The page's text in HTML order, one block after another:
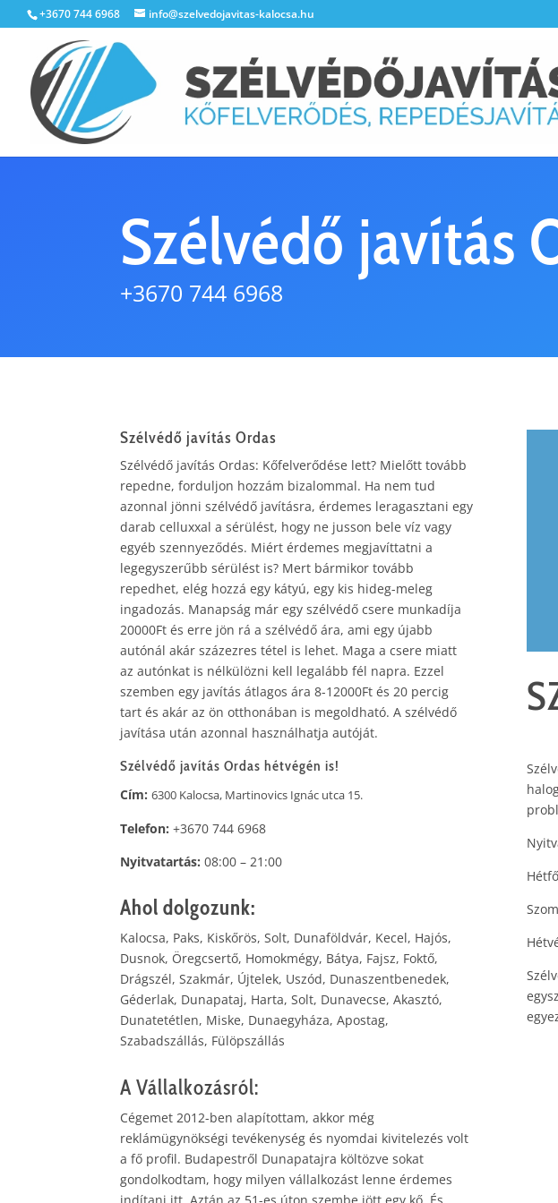
+3670 744 6968 info@szelvedojavitas-kalocsa.hu
Szélvédő javítás
+3670 744 6968
Szélvédő javításOrdas
Szélvédő javítás Ordas: Kőfelverődése lett? Mielőtt tovább
repedne, forduljon hozzám bizalommal. Ha nem tud
azonnal jönni szélvédő javításra, érdemes leragasztani egy
darab celluxxal a sérülést, hogy ne jusson bele víz vagy
egyéb szennyeződés. Miért érdemes megjavíttatni a
legegyszerűbb sérülést is? Mert bármikor tovább
repedhet, elég hozzá egy kátyú, egy kis hideg-meleg
ingadozás. Manapság már egy szélvédő csere munkadíja
20000Ft és erre jön rá a szélvédő ára, ami egy újabb
autónál akár százezres tétel is lehet. Maga a csere miatt
az autónkat is nélkülözni kell legalább fél napra. Ezzel
szemben egy javítás átlagos ára 8-12000Ft és 20 percig
tart és akár az ön otthonában is megoldható. A szélvédő
javítása után azonnal használhatja autóját.
Szélvédő javításOrdas hétvégén is!
Cím: 6300 Kalocsa, Martinovics Ignác utca 15.
Telefon: +3670 744 6968
Nyitvatartás: 08:00 – 21:00
Ahol dolgozunk:
Kalocsa, Paks, Kiskőrös, Solt, Dunaföldvár, Kecel, Hajós,
Dusnok, Öregcsertő, Homokmégy, Bátya, Fajsz, Foktő,
Drágszél, Szakmár, Újtelek, Uszód, Dunaszentbenedek,
Géderlak, Dunapataj, Harta, Solt, Dunavecse, Akasztó,
Dunatetétlen, Miske, Dunaegyháza, Apostag,
Szabadszállás, Fülöpszállás
A Vállalkozásról:
Cégemet 2012-ben alapítottam, akkor még
reklámügynökségi tevékenység és nyomdai kivitelezés volt
a fő profil. Budapestről Dunapatajra költözve sokat
gondolkodtam, hogy milyen vállalkozást lenne érdemes